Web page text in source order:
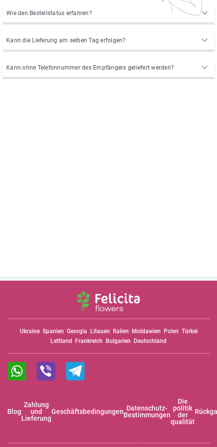
Wie den Bestellstatus erfahren?
Kann die Lieferung am selben Tag erfolgen?
Kann ohne Telefonnummer des Empfängers geliefert werden?
Ukraine Spanien Georgia Litauen Italien Moldawien Polen Türkei
Lettland Frankreich Bulgarien Deutschland
Blog
Zahlung
und
Lieferung
Geschäftsbedingungen Datenschutz-
Bestimmungen
Die
politik
der
qualität